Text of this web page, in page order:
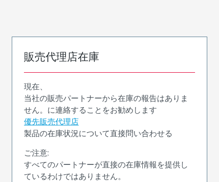
販売代理店在庫
現在、
当社の販売パートナーから在庫の報告はありま
せん。に連絡することをお勧めします
優先販売代理店
製品の在庫状況について直接問い合わせる
ご注意:
すべてのパートナーが直接の在庫情報を提供し
ているわけではありません。